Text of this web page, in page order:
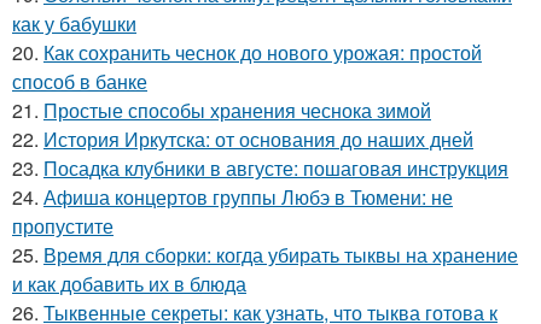
как у бабушки
20. Как сохранить чеснок до нового урожая: простой
способ в банке
21. Простые способы хранения чеснока зимой
22. История Иркутска: от основания до наших дней
23. Посадка клубники в августе: пошаговая инструкция
24. Афиша концертов группы Любэ в Тюмени: не
пропустите
25. Время для сборки: когда убирать тыквы на хранение
и как добавить их в блюда
26. Тыквенные секреты: как узнать, что тыква готова к